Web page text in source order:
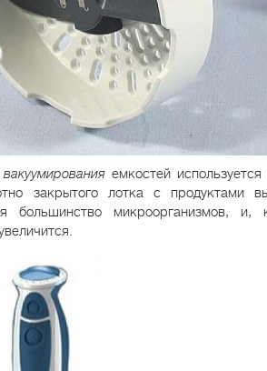
емкостей
закрытого лотка с продуктами
большинство микроорганизмов,